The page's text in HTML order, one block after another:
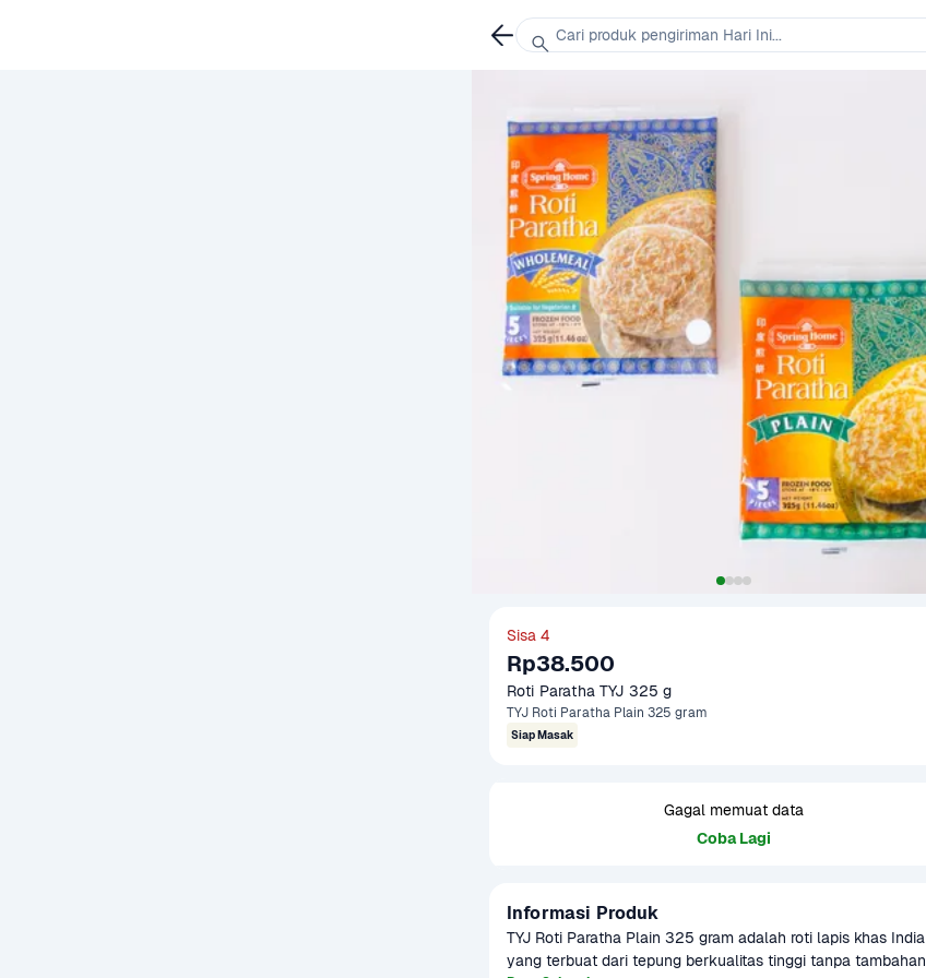
Sisa 4
Rp38.500
Roti Paratha TYJ 325 g
TYJ Roti Paratha Plain 325 gram
Siap Masak
Gagal memuat data
Coba Lagi
Informasi Produk
TYJ Roti Paratha Plain 325 gram adalah roti lapis khas India
yang terbuat dari tepung berkualitas tinggi tanpa tambahan
Cari produk pengiriman Hari Ini...